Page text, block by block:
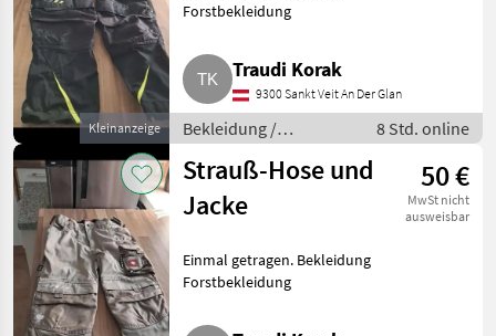
Kleinanzeige
Forstbekleidung
Traudi Korak
9300 Sankt Veit An Der Glan
Bekleidung /
Forstbekleidung
8 Std. online
Strauß-Hose und
Jacke
50 €
MwSt nicht
ausweisbar
Einmal getragen. Bekleidung
Forstbekleidung